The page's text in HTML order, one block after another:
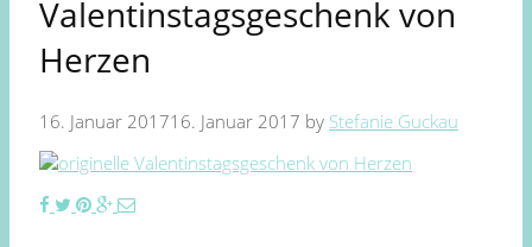
Valentinstagsgeschenk von
Herzen
16. Januar 201716. Januar 2017 by Stefanie Guckau